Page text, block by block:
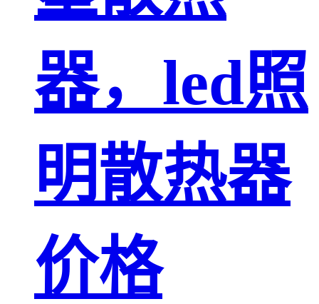
器，led照
明散热器
价格